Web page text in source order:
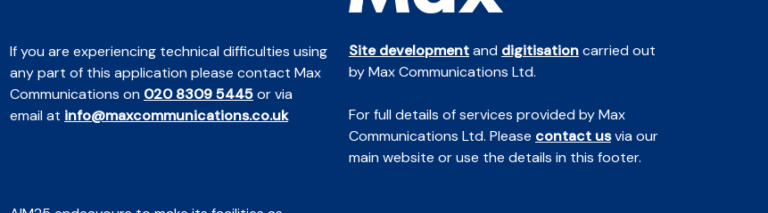
If you are experiencing technical difficulties using
any part of this application please contact Max
Communications on 020 8309 5445or via
email at info@maxcommunications.co.uk
Site developmentand digitisationcarried out
by Max Communications Ltd.
For full details of services provided by Max
Communications Ltd. Please contact usvia our
main website or use the details in this footer.